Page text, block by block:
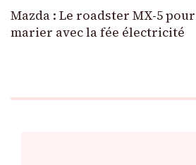
Mazda : Le roadster MX-5
marier avec la fée électricité